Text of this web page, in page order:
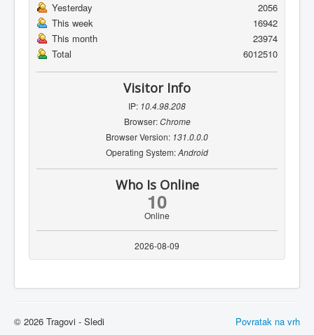
Yesterday
2056
This week
16942
This month
23974
Total
6012510
Visitor Info
IP: 10.4.98.208
Browser:Chrome
Browser Version: 131.0.0.0
Operating System:Android
Who Is Online
10
Online
2026-08-09
Povratak na vrh
© 2026 Tragovi - Sledi